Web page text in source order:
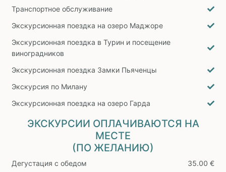
Транспортное обслуживание
Экскурсионная поездка на озеро Маджоре
Экскурсионная поездка в Турин и посещение
виноградников
Экскурсионная поездка Замки Пьяченцы
Экскурсия по Милану
Экскурсионная поездка на озеро Гарда
ЭКСКУРСИИ ОПЛАЧИВАЮТСЯ НА
МЕСТЕ
(ПО ЖЕЛАНИЮ)
Дегустация с обедом
35.00 €